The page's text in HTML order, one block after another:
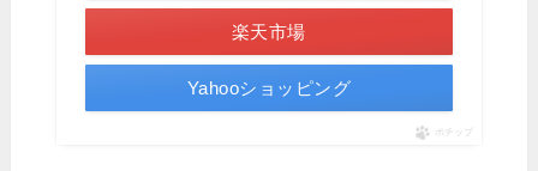
楽天市場
Yahooショッピング
ポチップ